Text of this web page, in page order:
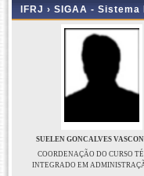
IFRJ › SIGAA -
SUELEN GONCALVES
COORDENAÇÃO DO CURSO
INTEGRADO EM